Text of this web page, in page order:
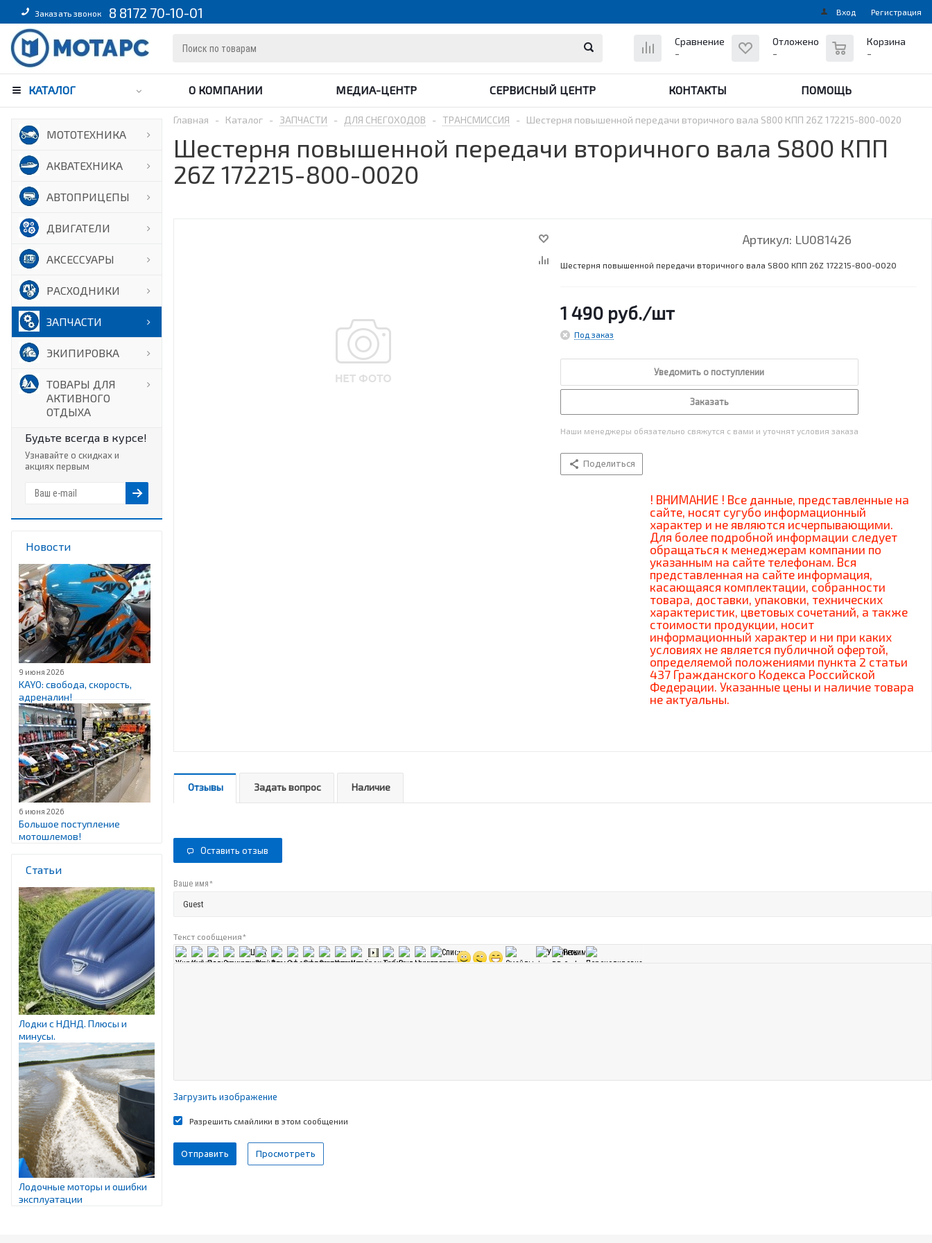
Заказать звонок 8 8172 70-10-01 Вход Регистрация
Сравнение
-
Отложено
-
Корзина
-
КАТАЛОГ О КОМПАНИИ МЕДИА-ЦЕНТР СЕРВИСНЫЙ ЦЕНТР КОНТАКТЫ ПОМОЩЬ
МОТОТЕХНИКА
АКВАТЕХНИКА
АВТОПРИЦЕПЫ
ДВИГАТЕЛИ
АКСЕССУАРЫ
РАСХОДНИКИ
ЗАПЧАСТИ
ЭКИПИРОВКА
ТОВАРЫ ДЛЯ
АКТИВНОГО
ОТДЫХА
Будьте всегда в курсе!
Узнавайте о скидках и
акциях первым
Новости
9 июня 2026
KAYO: свобода, скорость,
адреналин!
6 июня 2026
Большое поступление
мотошлемов!
Статьи
Лодки с НДНД. Плюсы и
минусы.
Лодочные моторы и ошибки
эксплуатации
Главная - Каталог - ЗАПЧАСТИ - ДЛЯ СНЕГОХОДОВ - ТРАНСМИССИЯ - Шестерня повышенной передачи вторичного вала S800 КПП 26Z 172215-800-0020
Шестерня повышенной передачи вторичного вала S800 КПП
26Z 172215-800-0020
Артикул: LU081426
Шестерня повышенной передачи вторичного вала S800 КПП 26Z 172215-800-0020
1 490 руб./шт
Под заказ
Уведомить о поступлении
Заказать
Наши менеджеры обязательно свяжутся с вами и уточнят условия заказа
Поделиться
! ВНИМАНИЕ ! Все данные, представленные на
сайте, носят сугубо информационный
характер и не являются исчерпывающими.
Для более подробной информации следует
обращаться к менеджерам компании по
указанным на сайте телефонам. Вся
представленная на сайте информация,
касающаяся комплектации, собранности
товара, доставки, упаковки, технических
характеристик, цветовых сочетаний, а также
стоимости продукции, носит
информационный характер и ни при каких
условиях не является публичной офертой,
определяемой положениями пункта 2 статьи
437 Гражданского Кодекса Российской
Федерации. Указанные цены и наличие товара
не актуальны.
Отзывы Задать вопрос Наличие
Оставить отзыв
Ваше имя*
Текст сообщения*
Загрузить изображение
Разрешить смайлики в этом сообщении